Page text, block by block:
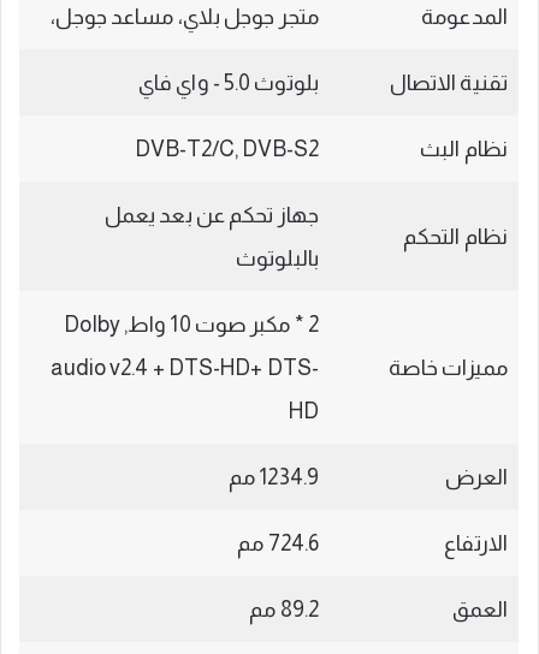
المدعومة
متجر جوجل بلاي، مساعد جوجل،
تقنية الاتصال
نظام البث DVB-T2/C, DVB-S2
نظام التحكم
جهاز تحكم عن بعد يعمل
بالبلوتوث
مميزات خاصة
2 * مكبر صوت 10 واط, Dolby
audio v2.4 + DTS-HD+ DTS-
HD
العرض 1234.9 مم
الارتفاع 724.6 مم
العمق 89.2 مم